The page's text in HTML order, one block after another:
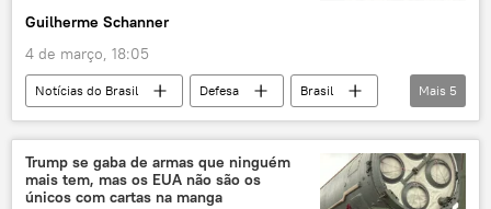
Guilherme Schanner
4 de março, 18:05
Notícias do Brasil Defesa
Brasil
Rio de Janeiro
Ilha das Cobras
Corpo de Fuzileiros Navais
Forças Armadas
ONU
Mais 5
Trump se gaba de armas que ninguém
mais tem, mas os EUA não são os
únicos com cartas na manga